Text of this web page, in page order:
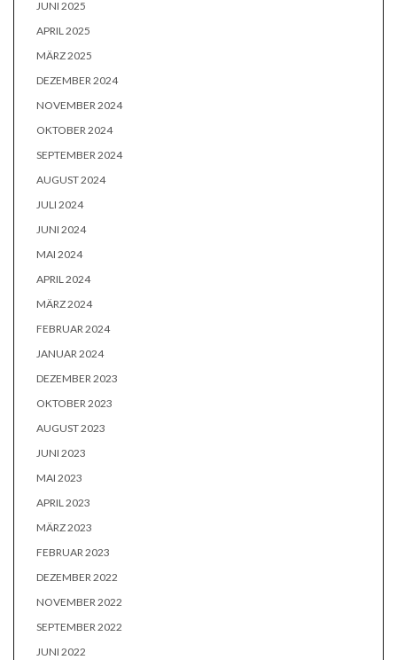
JUNI 2025
APRIL 2025
MÄRZ 2025
DEZEMBER 2024
NOVEMBER 2024
OKTOBER 2024
SEPTEMBER 2024
AUGUST 2024
JULI 2024
JUNI 2024
MAI 2024
APRIL 2024
MÄRZ 2024
FEBRUAR 2024
JANUAR 2024
DEZEMBER 2023
OKTOBER 2023
AUGUST 2023
JUNI 2023
MAI 2023
APRIL 2023
MÄRZ 2023
FEBRUAR 2023
DEZEMBER 2022
NOVEMBER 2022
SEPTEMBER 2022
JUNI 2022